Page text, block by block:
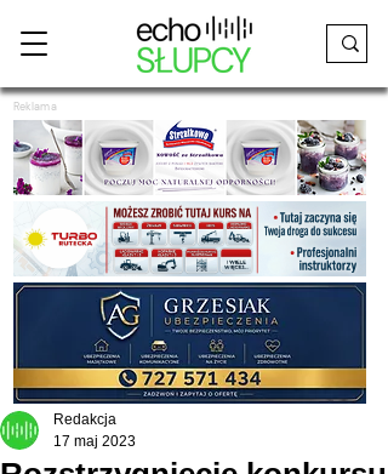
Reklama
Redakcja
17 maj 2023